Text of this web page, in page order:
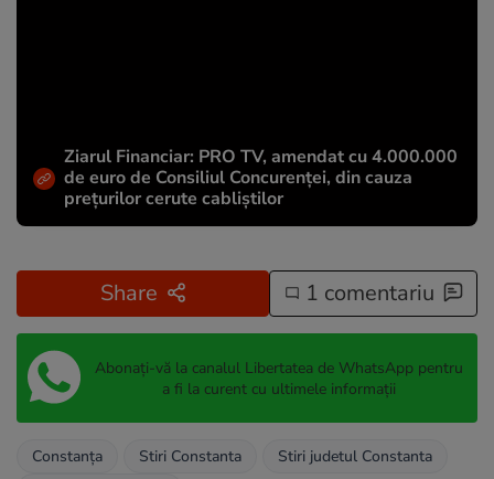
Ziarul Financiar: PRO TV, amendat cu 4.000.000
de euro de Consiliul Concurenței, din cauza
prețurilor cerute cabliștilor
Share 1 comentariu
Abonați-vă la canalul Libertatea de WhatsApp pentru
a fi la curent cu ultimele informații
Constanța Stiri Constanta
Stiri judetul Constanta